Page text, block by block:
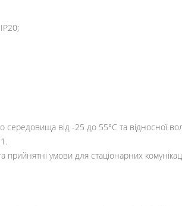
від -25 до 55°С та відносної
умови для стаціонарних